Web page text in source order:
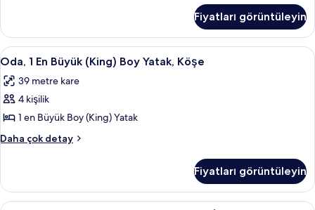
için
tüm
fotoğrafları
görün
Kişilik
Yatak,
Sigara
hakkında
daha
detay
Fiyatları görüntüleyin
Oda,
1
En
Büyük
(King)
Boy
için
tüm
Oda, 1 En Büyük (King) Boy Yatak,
5
Oda, 1 En Büyük (King) Boy Yatak, Köşe
39 metre kare
4 kişilik
1 en Büyük Boy (King) Yatak
Daha çok detay
Oda,
(King)
Boy
Fiyatları görüntüleyin
Oda, 1 En Büyük (King) Boy Yatak,